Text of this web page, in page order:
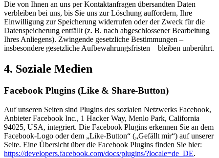
Die von Ihnen an uns per Kontaktanfragen übersandten Daten
verbleiben bei uns, bis Sie uns zur Löschung auffordern, Ihre
Einwilligung zur Speicherung widerrufen oder der Zweck für die
Datenspeicherung entfällt (z. B. nach abgeschlossener Bearbeitung
Ihres Anliegens). Zwingende gesetzliche Bestimmungen –
insbesondere gesetzliche Aufbewahrungsfristen – bleiben unberührt.
4. Soziale Medien
Facebook Plugins (Like & Share-Button)
Auf unseren Seiten sind Plugins des sozialen Netzwerks Facebook,
Anbieter Facebook Inc., 1 Hacker Way, Menlo Park, California
94025, USA, integriert. Die Facebook Plugins erkennen Sie an dem
Facebook-Logo oder dem „Like-Button“ („Gefällt mir“) auf unserer
Seite. Eine Übersicht über die Facebook Plugins finden Sie hier:
https://developers.facebook.com/docs/plugins/?locale=de_DE.